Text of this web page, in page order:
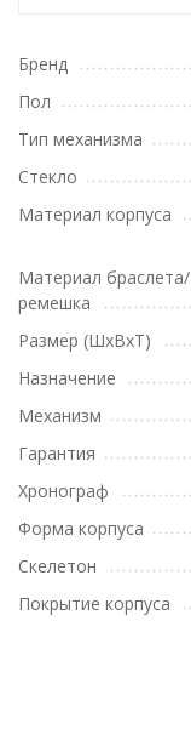
Бренд
Пол
Тип механизма
Стекло
Материал корпуса
Материал браслета/
ремешка
Размер (ШхВхТ)
Назначение
Механизм
Гарантия
Хронограф
Форма корпуса
Скелетон
Покрытие корпуса